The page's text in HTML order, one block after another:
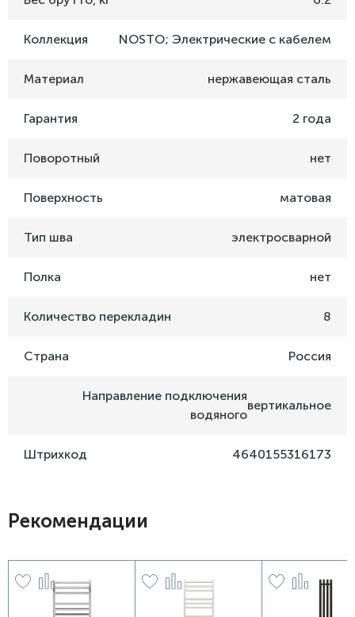
Коллекция NOSTO; Электрические с кабелем
Материал нержавеющая сталь
Гарантия 2 года
Поворотный нет
Поверхность матовая
Тип шва электросварной
Полка нет
Количество перекладин 8
Страна Россия
Направление подключения
водяного
вертикальное
Штрихкод 4640155316173
Рекомендации